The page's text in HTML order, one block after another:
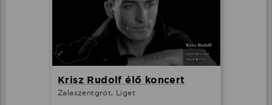
Krisz Rudolf élő koncert
Zalaszentgrót, Liget